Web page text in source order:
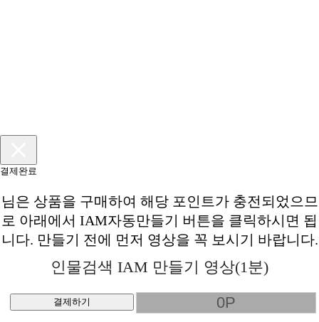
결제완료
님은 상품을 구매하여 해당 포인트가 충전되었으므
로 아래에서 IAM자동만들기 버튼을 클릭하시면 됩
니다. 만들기 전에 먼저 영상을 꼭 보시기 바랍니다.
인물검색 IAM 만들기 영상(1분)
결제하기